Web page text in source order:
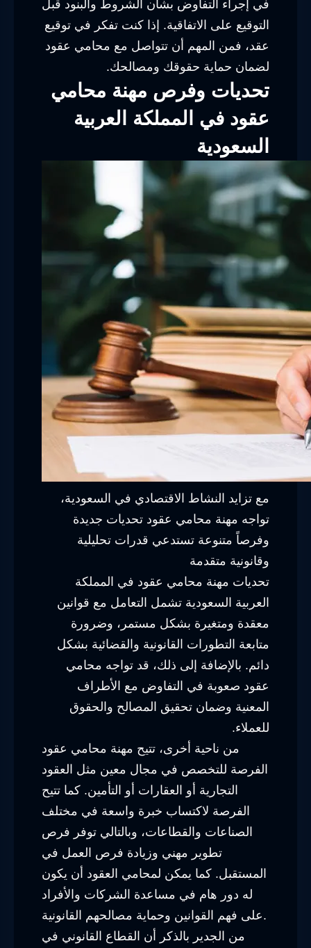
في إجراء التفاوض بشأن الشروط والبنود قبل
التوقيع على الاتفاقية. إذا كنت تفكر في توقيع
عقد، فمن المهم أن تتواصل مع محامي عقود
لضمان حماية حقوقك ومصالحك.
تحديات وفرص مهنة محامي
عقود في المملكة العربية
السعودية
مع تزايد النشاط الاقتصادي في السعودية،
تواجه مهنة محامي عقود تحديات جديدة
وفرصاً متنوعة تستدعي قدرات تحليلية
وقانونية متقدمة
تحديات مهنة محامي عقود في المملكة
العربية السعودية تشمل التعامل مع قوانين
معقدة ومتغيرة بشكل مستمر، وضرورة
متابعة التطورات القانونية والقضائية بشكل
دائم. بالإضافة إلى ذلك، قد تواجه محامي
عقود صعوبة في التفاوض مع الأطراف
المعنية وضمان تحقيق المصالح والحقوق
للعملاء.
من ناحية أخرى، تتيح مهنة محامي عقود
الفرصة للتخصص في مجال معين مثل العقود
التجارية أو العقارات أو التأمين. كما تتيح
الفرصة لاكتساب خبرة واسعة في مختلف
الصناعات والقطاعات، وبالتالي توفر فرص
تطوير مهني وزيادة فرص العمل في
المستقبل. كما يمكن لمحامي العقود أن يكون
له دور هام في مساعدة الشركات والأفراد
على فهم القوانين وحماية مصالحهم القانونية.
من الجدير بالذكر أن القطاع القانوني في